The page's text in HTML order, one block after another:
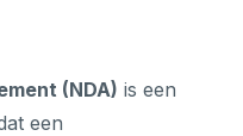
(NDA) is een
een